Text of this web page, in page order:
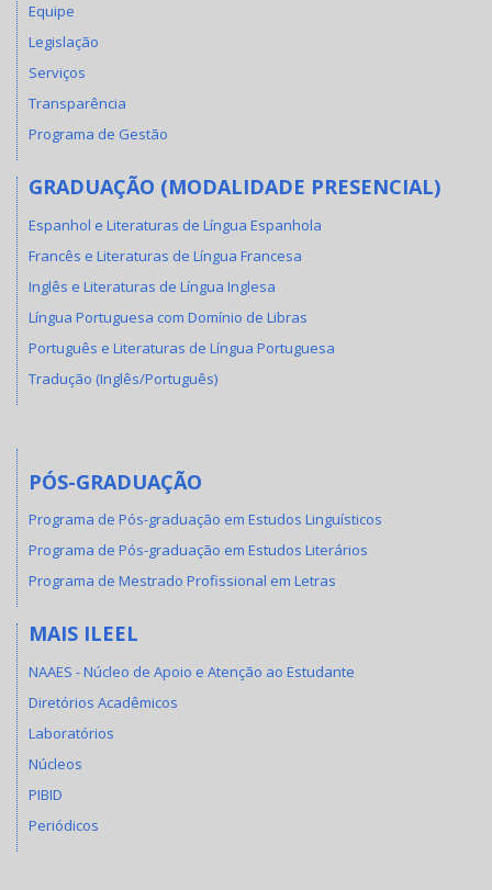
Equipe
Legislação
Serviços
Transparência
Programa de Gestão
GRADUAÇÃO (MODALIDADE PRESENCIAL)
Espanhol e Literaturas de Língua Espanhola
Francês e Literaturas de Língua Francesa
Inglês e Literaturas de Língua Inglesa
Língua Portuguesa com Domínio de Libras
Português e Literaturas de Língua Portuguesa
Tradução (Inglês/Português)
PÓS-GRADUAÇÃO
Programa de Pós-graduação em Estudos Linguísticos
Programa de Pós-graduação em Estudos Literários
Programa de Mestrado Profissional em Letras
MAIS ILEEL
NAAES - Núcleo de Apoio e Atenção ao Estudante
Diretórios Acadêmicos
Laboratórios
Núcleos
PIBID
Periódicos